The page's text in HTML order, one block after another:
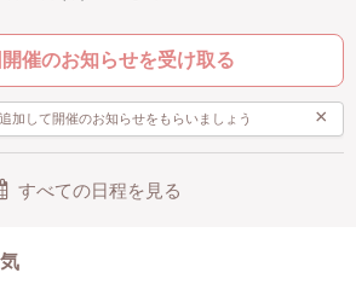
11:30〜15:00の中で、お好きな時間に最低90
きる方を優先でお願いいたします。
催のお知らせを受け取る
加して開催のお知らせをもらいましょう ×
すべての日程を見る